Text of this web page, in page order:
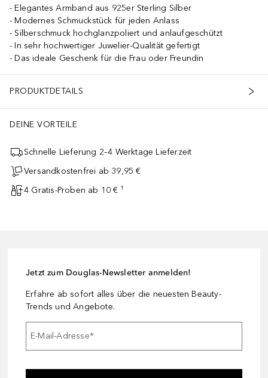
Elegantes Armband aus 925er Sterling Silber
Modernes Schmuckstück für jeden Anlass
Silberschmuck hochglanzpoliert und anlaufgeschützt
In sehr hochwertiger Juwelier-Qualität gefertigt
Das ideale Geschenk für die Frau oder Freundin
PRODUKTDETAILS
DEINE VORTEILE
Schnelle Lieferung 2–4 Werktage Lieferzeit
Versandkostenfrei ab 39,95 €
4 Gratis-Proben ab 10 € ¹
Jetzt zum Douglas-Newsletter anmelden!
Erfahre ab sofort alles über die neuesten Beauty-
Trends und Angebote.
E-Mail-Adresse*